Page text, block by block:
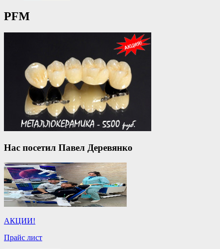
PFM
Нас посетил Павел Деревянко
АКЦИИ!
Прайс лист